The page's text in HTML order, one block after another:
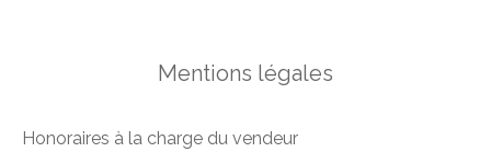
Mentions légales
Honoraires à la charge du vendeur